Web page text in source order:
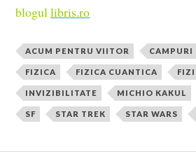
blogullibris.ro
ACUM PENTRU VIITOR CAMPURI
FIZICA FIZICA CUANTICA
INVIZIBILITATE MICHIO KAKUL
SF STAR TREK STAR WARS